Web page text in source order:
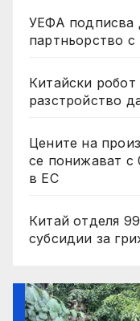
УЕФА подписва
партньорство с
Китайски
разстройство
Цените на
се понижават с
в ЕС
Китай отделя
субсидии за